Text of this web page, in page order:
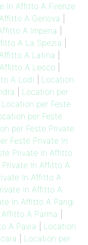
In Affitto A Firenze
A Genova
A Imperia
A La Spezia
A Latina
A Lecco|
A Lodi
Location
Location per
Location per Feste
per Feste
per Feste Private
Feste Private In
Private In Affitto
In Affitto A
In Affitto A
In Affitto A
In Affitto A Parigi
A Parma
A Pavia
Location
Location per